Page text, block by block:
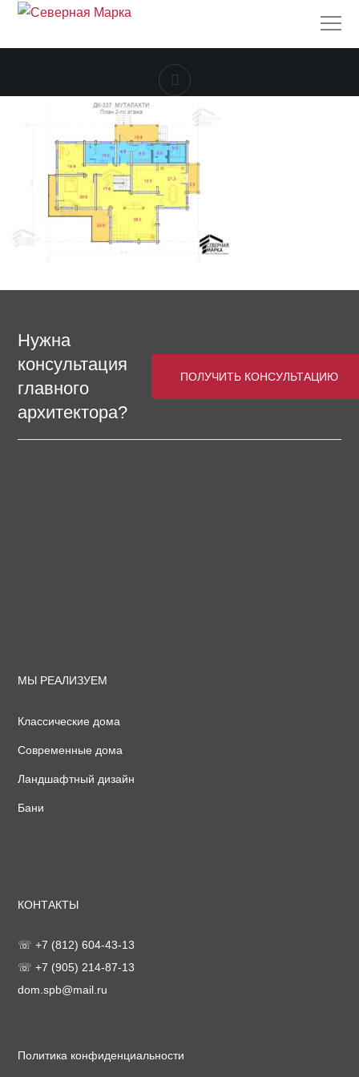
Нужна
консультация
главного
архитектора?
ПОЛУЧИТЬ КОНСУЛЬТАЦИЮ
МЫ РЕАЛИЗУЕМ
Классические дома
Современные дома
Ландшафтный дизайн
Бани
КОНТАКТЫ
☏ +7 (812) 604-43-13
☏ +7 (905) 214-87-13
dom.spb@mail.ru
Политика конфиденциальности